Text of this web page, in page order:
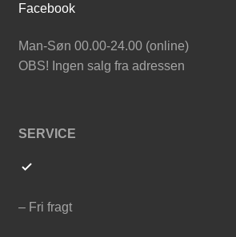
Facebook
Man-Søn 00.00-24.00 (online)
OBS! Ingen salg fra adressen
SERVICE
– Fri fragt